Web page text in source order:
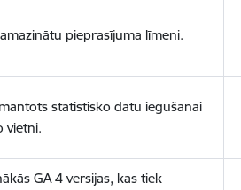
pieprasījuma līmeni.
statistisko datu iegūšanai
vietni.
GA 4 versijas, kas tiek